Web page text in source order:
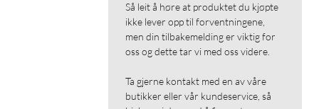
Så leit å høre at produktet du kjøpte
ikke lever opp til forventningene,
men din tilbakemelding er viktig for
oss og dette tar vi med oss videre.
Ta gjerne kontakt med en av våre
butikker eller vår kundeservice, så